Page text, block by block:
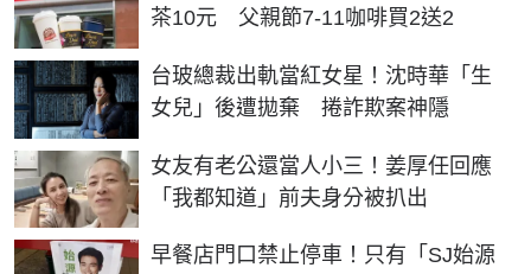
茶10元 父親節7-11咖啡買2送2
台玻總裁出軌當紅女星！沈時華「生
女兒」後遭拋棄 捲詐欺案神隱
女友有老公還當人小三！姜厚任回應
「我都知道」前夫身分被扒出
早餐店門口禁止停車！只有「SJ始源